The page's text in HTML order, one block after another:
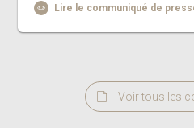
Lire le communiqué de
Voir tous les